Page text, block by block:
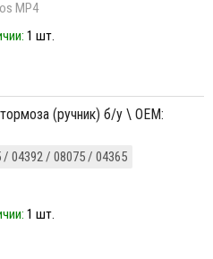
MP4
1 шт.
04392 / 08075 / 04365
1 шт.